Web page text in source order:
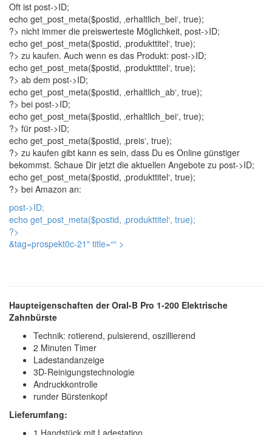
Oft ist post->ID;
echo get_post_meta($postid, ‚erhaltlich_bei‘, true);
?> nicht immer die preiswerteste Möglichkeit, post->ID;
echo get_post_meta($postid, ‚produkttitel‘, true);
?> zu kaufen. Auch wenn es das Produkt: post->ID;
echo get_post_meta($postid, ‚produkttitel‘, true);
?> ab dem post->ID;
echo get_post_meta($postid, ‚erhaltlich_ab‘, true);
?> bei post->ID;
echo get_post_meta($postid, ‚erhaltlich_bei‘, true);
?> für post->ID;
echo get_post_meta($postid, ‚preis‘, true);
?> zu kaufen gibt kann es sein, dass Du es Online günstiger
bekommst. Schaue Dir jetzt die aktuellen Angebote zu post->ID;
echo get_post_meta($postid, ‚produkttitel‘, true);
?> bei Amazon an:
post->ID;
echo get_post_meta($postid, ‚produkttitel‘, true);
?>
&tag=prospekt0c-21″ title=““ >
Haupteigenschaften der Oral-B Pro 1-200 Elektrische
Zahnbürste
Technik: rotierend, pulsierend, oszillierend
2 Minuten Timer
Ladestandanzeige
3D-Reinigungstechnologie
Andruckkontrolle
runder Bürstenkopf
Lieferumfang:
1 Handstück mit Ladestation